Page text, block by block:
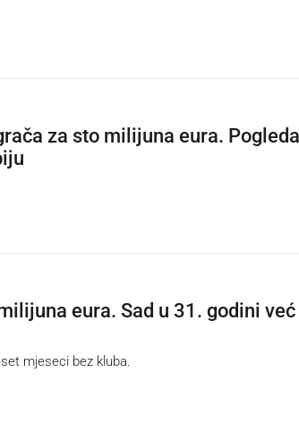
za sto milijuna eura.
eura. Sad u 31. godini
mjeseci bez kluba.